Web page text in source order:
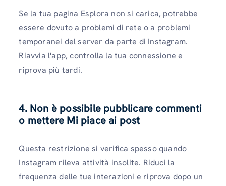
Se la tua pagina Esplora non si carica, potrebbe
essere dovuto a problemi di rete o a problemi
temporanei del server da parte di Instagram.
Riavvia l'app, controlla la tua connessione e
riprova più tardi.
4. Non è possibile pubblicare commenti
o mettere Mi piace ai post
Questa restrizione si verifica spesso quando
Instagram rileva attività insolite. Riduci la
frequenza delle tue interazioni e riprova dopo un